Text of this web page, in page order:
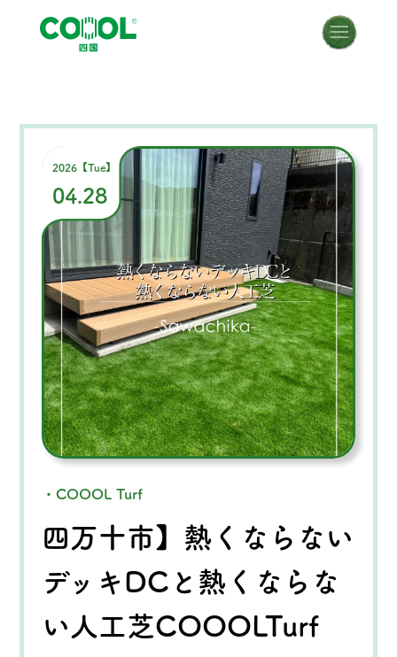
2026【Tue】
04.28
・COOOL Turf
四万十市】熱くならない
デッキDCと熱くならな
い人工芝COOOLTurf